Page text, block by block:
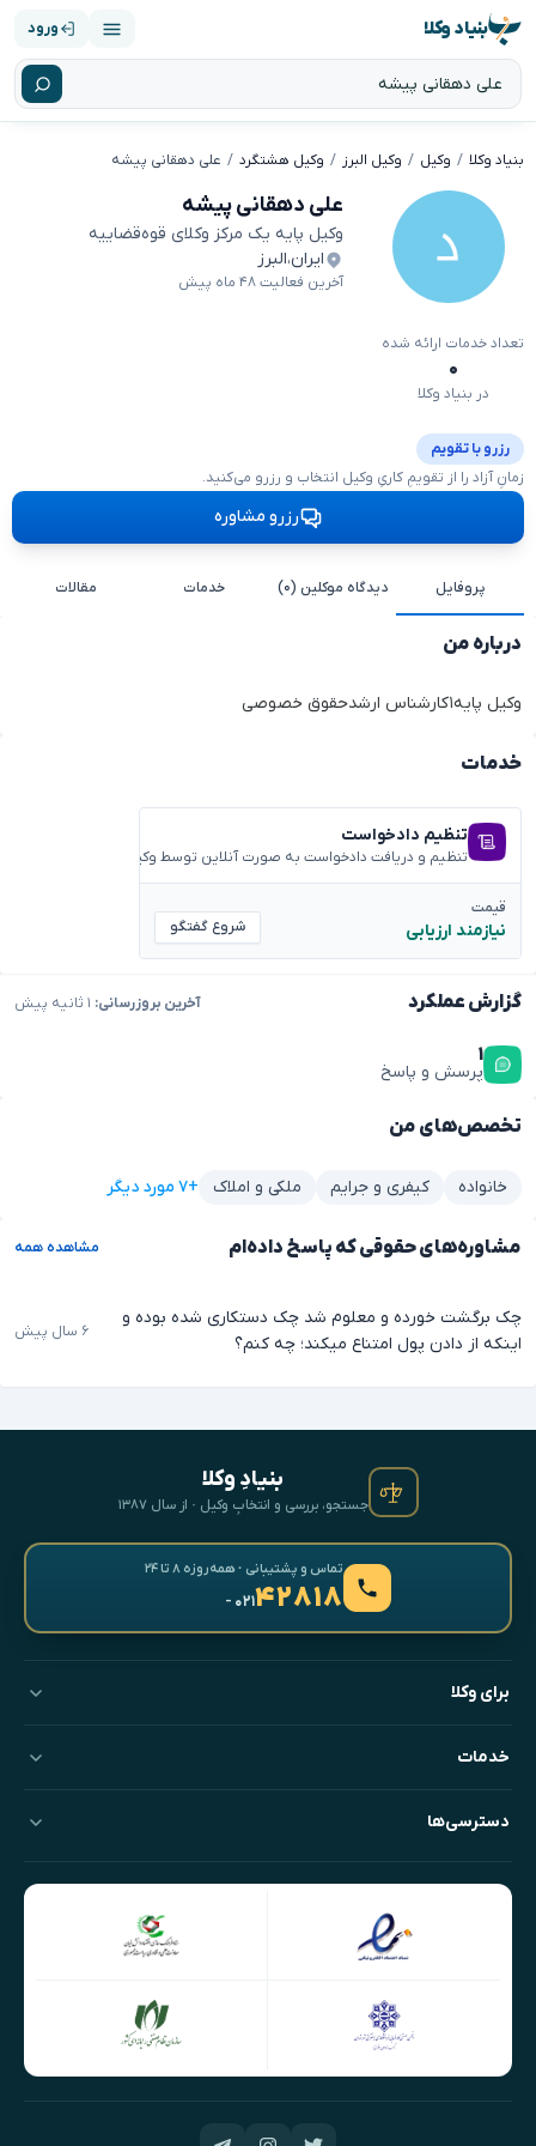
بنیاد وکلا ورود
بنیاد وکلا وکیل وکیل البرز وکیل هشتگرد علی دهقانی پیشه
علی دهقانی پیشه
وکیل پایه یک مرکز وکلای قوه‌قضاییه
ایران،البرز
آخرین فعالیت ۴۸ ماه پیش
تعداد خدمات ارائه شده
۰
در بنیاد وکلا
رزرو با تقویم
زمانِ آزاد را از تقویمِ کاریِ وکیل انتخاب و رزرو می‌کنید.
رزرو مشاوره
پروفایل دیدگاه موکلین (۰) خدمات مقالات
درباره من
وکیل پایه۱کارشناس ارشدحقوق خصوصی
گزارش عملکرد آخرین بروزرسانی:
۱
پرسش و پاسخ
تخصص‌های من
خانواده کیفری و جرایم ملکی و املاک +۷ مورد دیگر
خدمات
تنظیم دادخواست
تنظیم و دریافت دادخواست به صورت آنلاین توسط وکیل متخصص
قیمت
نیازمند ارزیابی شروع گفتگو
مشاوره‌های حقوقی که پاسخ داده‌ام مشاهده همه
چک برگشت خورده و معلوم شد چک دستکاری شده بوده و
اینکه از دادن پول امتناع میکند؛ چه کنم؟
۶ سال پیش
بنیادِ وکلا
جستجو، بررسی و انتخابِ وکیل · از سال ۱۳۸۷
تماس و پشتیبانی · همه‌روزه ۸ تا ۲۴
۴۲۸۱۸- ۰۲۱
برای وکلا
خدمات
دسترسی‌ها